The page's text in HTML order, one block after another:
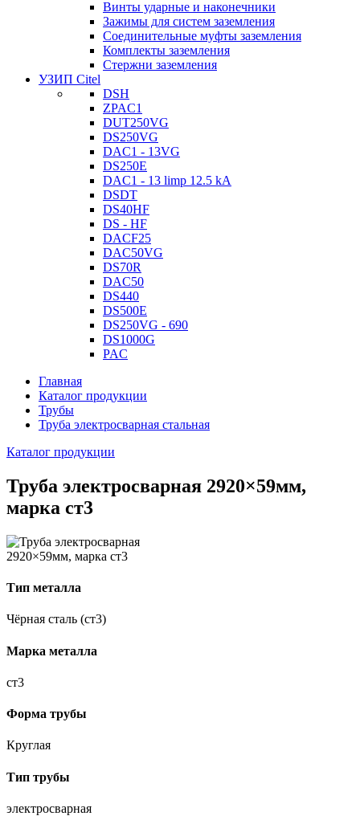
Винты ударные и наконечники
Зажимы для систем заземления
Соединительные муфты заземления
Комплекты заземления
Стержни заземления
УЗИП Citel
DSH
ZPAC1
DUT250VG
DS250VG
DAC1 - 13VG
DS250E
DAC1 - 13 limp 12.5 kA
DSDT
DS40HF
DS - HF
DACF25
DAC50VG
DS70R
DAC50
DS440
DS500E
DS250VG - 690
DS1000G
PAC
Главная
Каталог продукции
Трубы
Труба электросварная стальная
Каталог продукции
Труба электросварная 2920×59мм,
марка ст3
Тип металла
Чёрная сталь (ст3)
Марка металла
ст3
Форма трубы
Круглая
Тип трубы
электросварная